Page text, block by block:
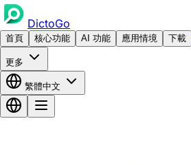
DictoGo
首頁 核心功能 AI 功能 應用情境 下載
更多
繁體中文